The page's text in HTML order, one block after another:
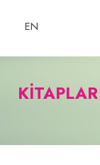
KİTAPLAR
EN